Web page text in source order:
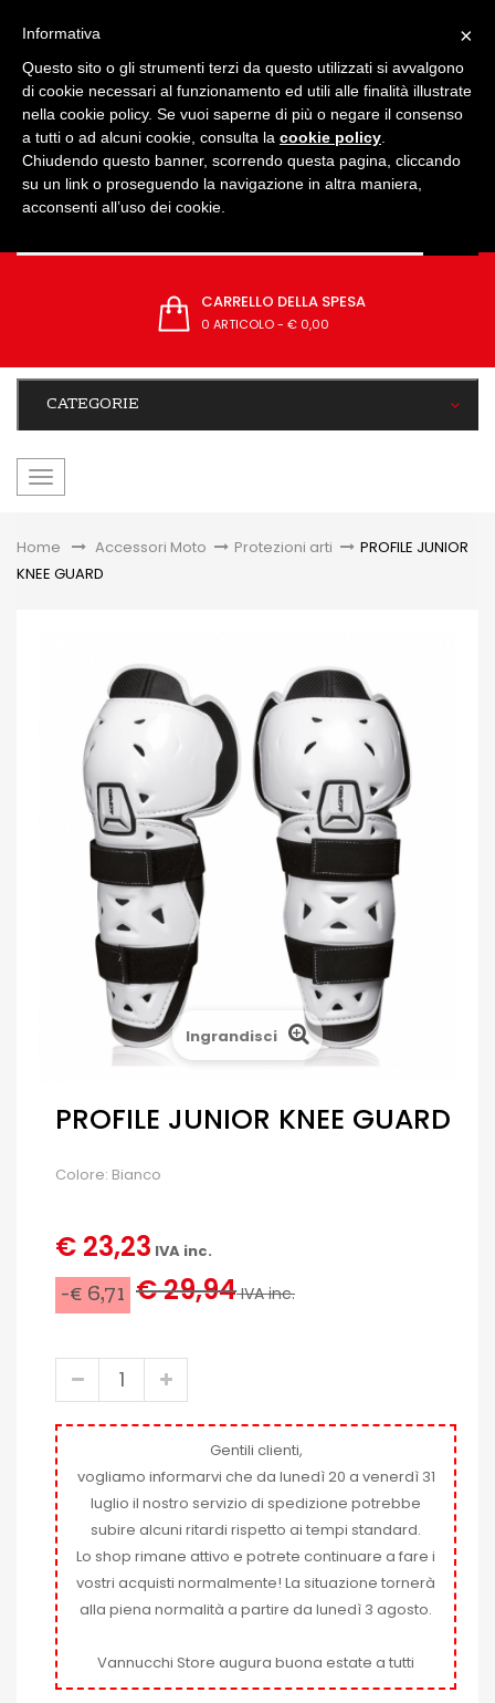
CARRELLO DELLA SPESA
0 ARTICOLO- € 0,00
CATEGORIE
navigazione
Home &gt;Accessori Moto > Protezioni arti > PROFILE JUNIOR
KNEE GUARD
Ingrandisci
PROFILE JUNIOR KNEE GUARD
Colore: Bianco
€ 23,23 IVA inc.
-€ 6,71 € 29,94IVA inc.
Gentili clienti,
vogliamo informarvi che da lunedì 20 a venerdì 31
luglio il nostro servizio di spedizione potrebbe
subire alcuni ritardi rispetto ai tempi standard.
Lo shop rimane attivo e potrete continuare a fare i
vostri acquisti normalmente! La situazione tornerà
alla piena normalità a partire da lunedì 3 agosto.
Vannucchi Store augura buona estate a tutti
×
Informativa
Questo sito o gli strumenti terzi da questo utilizzati si avvalgono
di cookie necessari al funzionamento ed utili alle finalità illustrate
nella cookie policy. Se vuoi saperne di più o negare il consenso
a tutti o ad alcuni cookie, consulta la cookie policy
Chiudendo questo banner, scorrendo questa pagina, cliccando
su un link o proseguendo la navigazione in altra maniera,
acconsenti all’uso dei cookie.